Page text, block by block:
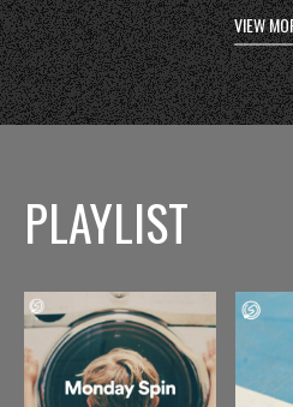
VIEW
PLAYLIST